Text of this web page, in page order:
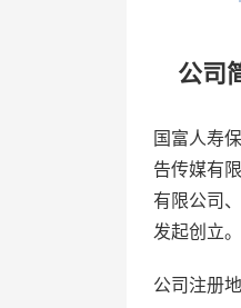
公司
国富人寿
告传媒有
有限公司
发起创立。
公司注册